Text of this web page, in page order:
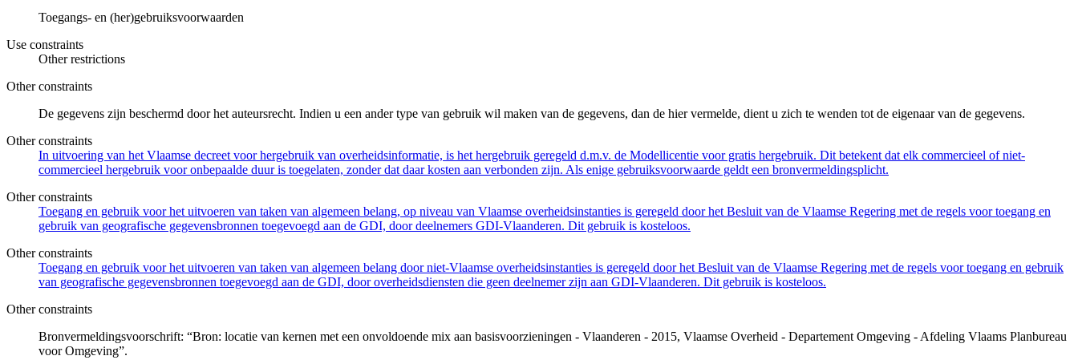
Toegangs- en (her)gebruiksvoorwaarden
Use constraints
Other restrictions
Other constraints
De gegevens zijn beschermd door het auteursrecht. Indien u een ander type van gebruik wil maken van de gegevens, dan de hier vermelde, dient u zich te wenden tot de eigenaar van de gegevens.
Other constraints
In uitvoering van het Vlaamse decreet voor hergebruik van overheidsinformatie, is het hergebruik geregeld d.m.v. de Modellicentie voor gratis hergebruik. Dit betekent dat elk commercieel of niet-
commercieel hergebruik voor onbepaalde duur is toegelaten, zonder dat daar kosten aan verbonden zijn. Als enige gebruiksvoorwaarde geldt een bronvermeldingsplicht.
Other constraints
Toegang en gebruik voor het uitvoeren van taken van algemeen belang, op niveau van Vlaamse overheidsinstanties is geregeld door het Besluit van de Vlaamse Regering met de regels voor toegang en
gebruik van geografische gegevensbronnen toegevoegd aan de GDI, door deelnemers GDI-Vlaanderen. Dit gebruik is kosteloos.
Other constraints
Toegang en gebruik voor het uitvoeren van taken van algemeen belang door niet-Vlaamse overheidsinstanties is geregeld door het Besluit van de Vlaamse Regering met de regels voor toegang en gebruik
van geografische gegevensbronnen toegevoegd aan de GDI, door overheidsdiensten die geen deelnemer zijn aan GDI-Vlaanderen. Dit gebruik is kosteloos.
Other constraints
Bronvermeldingsvoorschrift: “Bron: locatie van kernen met een onvoldoende mix aan basisvoorzieningen - Vlaanderen - 2015, Vlaamse Overheid - Departement Omgeving - Afdeling Vlaams Planbureau
voor Omgeving”.